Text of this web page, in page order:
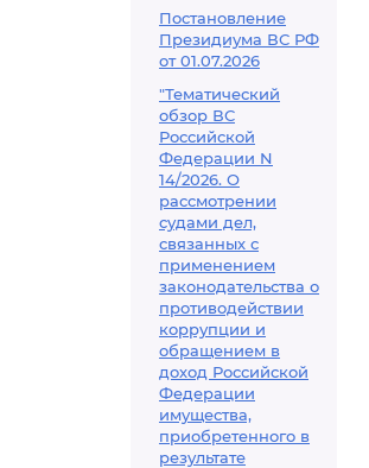
Постановление
Президиума ВС РФ
от 01.07.2026
"Тематический
обзор ВС
Российской
Федерации N
14/2026. О
рассмотрении
судами дел,
связанных с
применением
законодательства о
противодействии
коррупции и
обращением в
доход Российской
Федерации
имущества,
приобретенного в
результате